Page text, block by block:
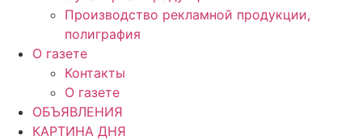
Производство рекламной продукции,
полиграфия
О газете
Контакты
О газете
ОБЪЯВЛЕНИЯ
КАРТИНА ДНЯ